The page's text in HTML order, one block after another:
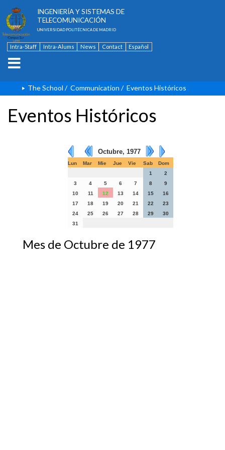
INGENIERÍA Y SISTEMAS DE
TELECOMUNICACIÓN
UNIVERSIDAD POLITÉCNICA DE MADRID
Intra-Staff Intra-Alums News Contact Español
The School / Communication / Eventos Históricos
Eventos Históricos
Octubre, 1977
Lun Mar Mie Jue Vie Sab
Dom
1
2
3
4 5 6 7 8
9
10
11 12 13 14 15
16
17
18 19 20 21 22
23
24
25 26 27 28 29
30
31
Mes de Octubre de 1977